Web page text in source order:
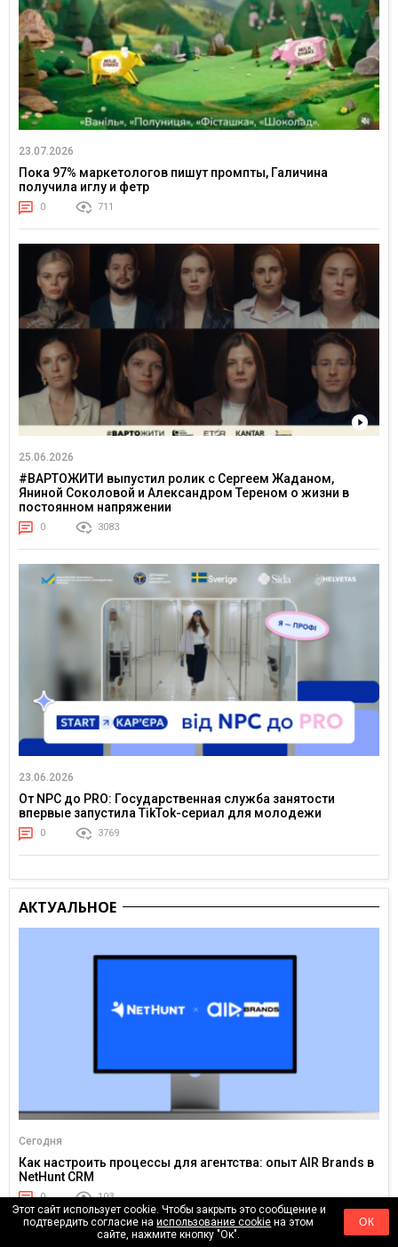
23.07.2026
Пока 97% маркетологов пишут промпты, Галичина
получила иглу и фетр
0 711
25.06.2026
#ВАРТОЖИТИ выпустил ролик с Сергеем Жаданом,
Яниной Соколовой и Александром Тереном о жизни в
постоянном напряжении
0 3083
23.06.2026
От NPC до PRO: Государственная служба занятости
впервые запустила TikTok-сериал для молодежи
0 3769
АКТУАЛЬНОЕ
Сегодня
Как настроить процессы для агентства: опыт AIR Brands в
NetHunt CRM
0 103
Этот сайт использует cookie. Чтобы закрыть это сообщение и
подтвердить согласие наиспользование cookie на этом
сайте, нажмите кнопку "Ок".
ОК